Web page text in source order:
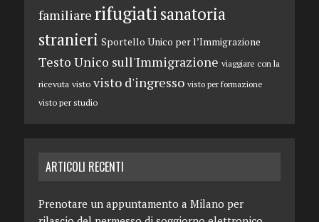
familiare rifugiatisanatoria
stranieri Sportello Unico per l’Immigrazione
Testo Unico sull'Immigrazione viaggiare con la
ricevuta visto visto d'ingresso visto per formazione
visto per studio
ARTICOLI RECENTI
Prenotare un appuntamento a Milano per